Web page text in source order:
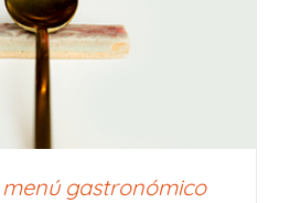
gastronómico